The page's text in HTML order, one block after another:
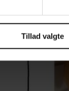
Tillad valgte